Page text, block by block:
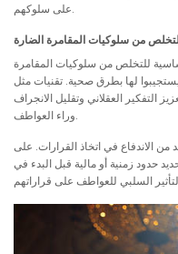
على سلوكهم.
من سلوكيات المقامرة الضارة
للتخلص من سلوكيات المقامرة
لها بطرق صحية. تقنيات مثل
التفكير العقلاني وتقليل الانجراف
وراء العواطف.
من الاندفاع في اتخاذ القرارات. على
حدود زمنية أو مالية قبل البدء في